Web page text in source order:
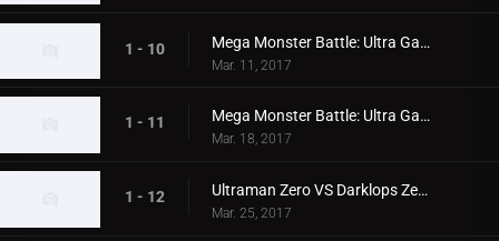
1 - 10 Mega Monster Battle: Ultra Galaxy Legends - บทที่ 4: อุลตร้าแมนซีโร่มาถึงแล้ว
Mar. 11, 2017
1 - 11 Mega Monster Battle: Ultra Galaxy Legends - บทสุดท้าย: คืนแสงสว่างแห่ง Galaxy
Mar. 18, 2017
1 - 12 Ultraman Zero VS Darklops Zero - ตอนที่ 1: ภัยคุกคามหลายมิติ!
Mar. 25, 2017